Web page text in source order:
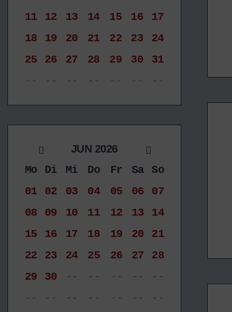
11
12 13 14 15 16
17
18
19 20 21 22 23
24
25
26 27 28 29 30
31
--
-- -- -- -- -- --
JUN 2026
Mo
Di Mi Do Fr Sa
So
01
02 03 04 05 06
07
08
09 10 11 12 13
14
15
16 17 18 19 20
21
22
23 24 25 26 27
28
29
30 -- -- -- --
--
--
-- -- -- -- -- --